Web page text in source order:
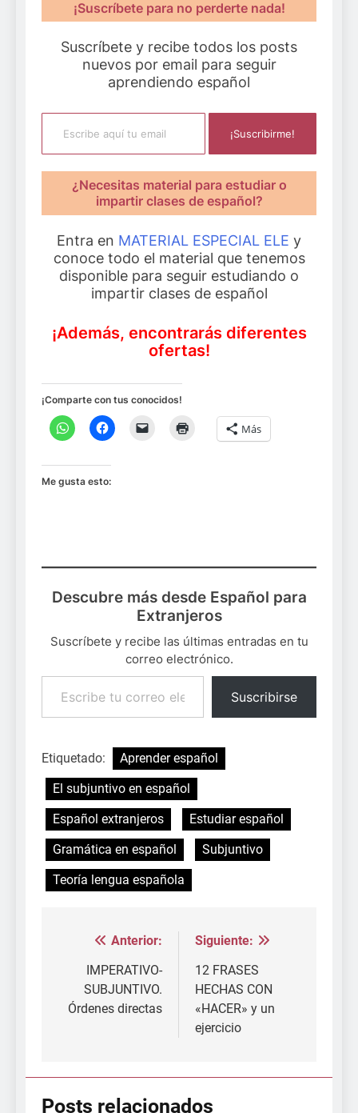
¡Suscríbete para no perderte nada!
Suscríbete y recibe todos los posts
nuevos por email para seguir
aprendiendo español
Escribe aquí tu email
¡Suscribirme!
¿Necesitas material para estudiar o
impartir clases de español?
Entra en MATERIAL ESPECIAL ELE y
conoce todo el material que tenemos
disponible para seguir estudiando o
impartir clases de español
¡Además, encontrarás diferentes
ofertas!
¡Comparte con tus conocidos!
Más
Me gusta esto:
Descubre más desde Español para
Extranjeros
Suscríbete y recibe las últimas entradas en tu
correo electrónico.
Escribe tu correo electrónico…
Suscribirse
Etiquetado:
Aprender español
El subjuntivo en español
Español extranjeros
Estudiar español
Gramática en español
Subjuntivo
Teoría lengua española
Navegación
entradas
Anterior:
IMPERATIVO-
SUBJUNTIVO.
Órdenes directas
Siguiente:
12 FRASES
HECHAS CON
«HACER» y un
ejercicio
Posts relacionados